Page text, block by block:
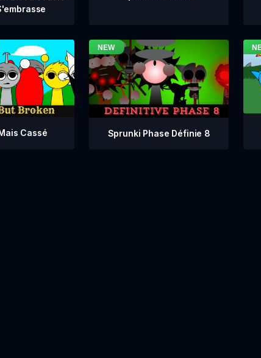
Cassé Sprunki Phase Définie 8